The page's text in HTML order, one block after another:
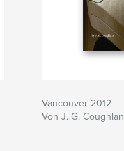
Vancouver 2012
Von J. G. Coughlan